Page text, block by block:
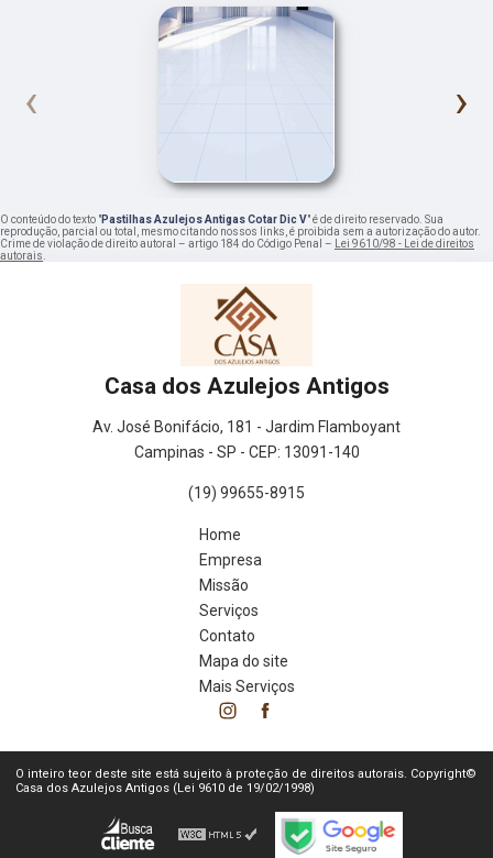
‹ ›
O conteúdo do texto "Pastilhas Azulejos Antigas Cotar Dic V" é de direito reservado. Sua
reprodução, parcial ou total, mesmo citando nossos links, é proibida sem a autorização do autor.
Crime de violação de direito autoral – artigo 184 do Código Penal –
Lei 9610/98 - Lei de direitos
autorais
Casa dos Azulejos Antigos
Av. José Bonifácio, 181 - Jardim Flamboyant
Campinas - SP - CEP: 13091-140
(19) 99655-8915
Home
Empresa
Missão
Serviços
Contato
Mapa do site
Mais Serviços
O inteiro teor deste site está sujeito à proteção de direitos autorais. Copyright©
Casa dos Azulejos Antigos (Lei 9610 de 19/02/1998)